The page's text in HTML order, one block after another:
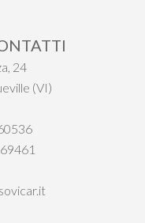
24
(VI)